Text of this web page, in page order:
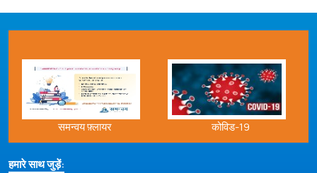
समन्वय फ़्लायर कोविड-19
हमारे साथ जुड़ें: